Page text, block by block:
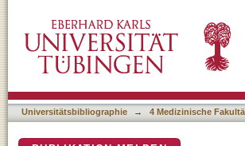
Human Liver: Influence of
Universitätsbibliographie → 4 Medizinische